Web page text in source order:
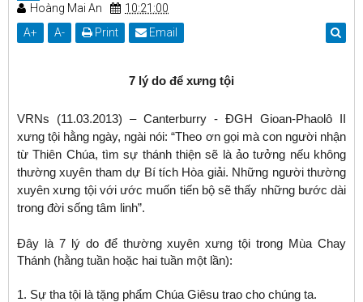
Hoàng Mai An
10:21:00
A+ A- Print Email
7 lý do để xưng tội
VRNs (11.03.2013) – Canterburry - ĐGH Gioan-Phaolô II
xưng tội hằng ngày, ngài nói: “Theo ơn gọi mà con người nhận
từ Thiên Chúa, tìm sự thánh thiện sẽ là ảo tưởng nếu không
thường xuyên tham dự Bí tích Hòa giải. Những người thường
xuyên xưng tội với ước muốn tiến bộ sẽ thấy những bước dài
trong đời sống tâm linh”.
Đây là 7 lý do để thường xuyên xưng tội trong Mùa Chay
Thánh (hằng tuần hoặc hai tuần một lần):
1. Sự tha tội là tặng phẩm Chúa Giêsu trao cho chúng ta.